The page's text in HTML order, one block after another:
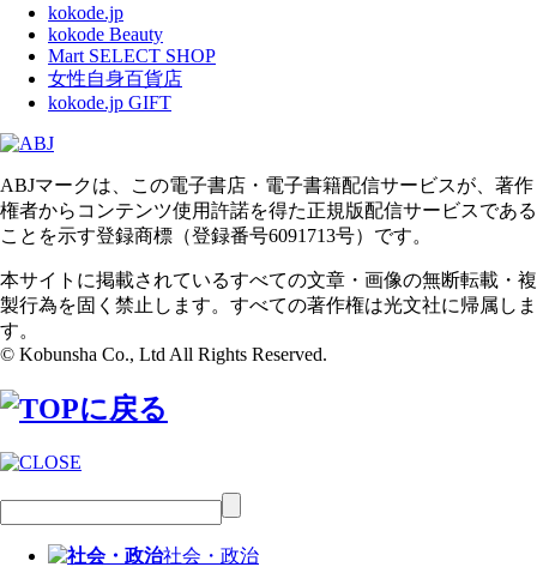
kokode.jp
kokode Beauty
Mart SELECT SHOP
女性自身百貨店
kokode.jp GIFT
ABJマークは、この電子書店・電子書籍配信サービスが、著作
権者からコンテンツ使用許諾を得た正規版配信サービスである
ことを示す登録商標（登録番号6091713号）です。
本サイトに掲載されているすべての文章・画像の無断転載・複
製行為を固く禁止します。すべての著作権は光文社に帰属しま
す。
© Kobunsha Co., Ltd All Rights Reserved.
社会・政治